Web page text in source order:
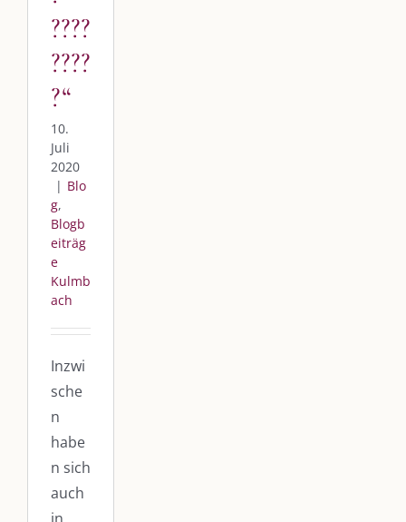
????
????
?“
10.
Juli
2020
| Blo
g,
Blogb
eiträg
e
Kulmb
ach
Inzwi
sche
n
habe
n sich
auch